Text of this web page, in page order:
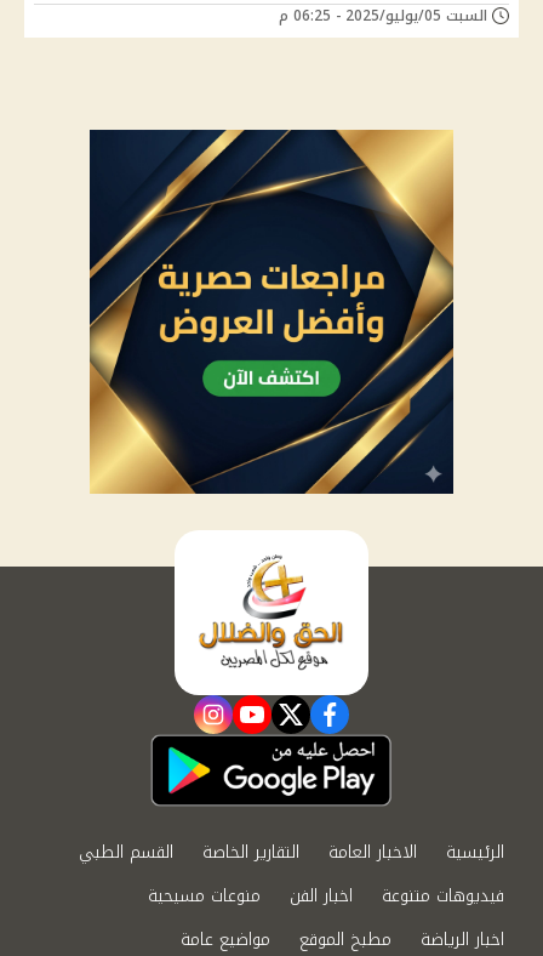
السبت 05/يوليو/2025 - 06:25 م
facebook
twitter
youtube
instagram
الرئيسية الاخبار العامة التقارير الخاصة
القسم الطبي
فيديوهات متنوعة
اخبار الفن
منوعات مسيحية
اخبار الرياضة
مطبخ الموقع مواضيع عامة